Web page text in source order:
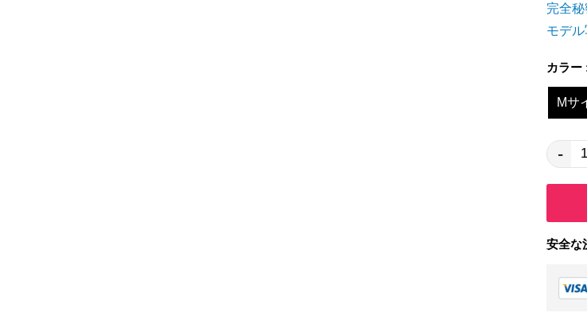
完全秘
モデル
カラー
Mサ
-
安全な